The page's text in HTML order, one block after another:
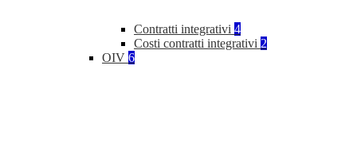
Contratti integrativi 4
Costi contratti integrativi 2
OIV 6